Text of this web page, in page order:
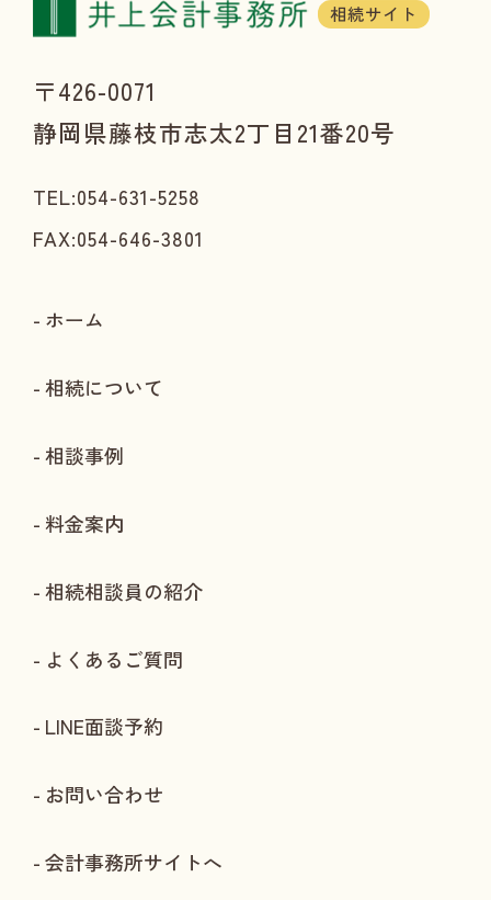
相続サイト
〒426-0071
静岡県藤枝市志太2丁目21番20号
TEL:054-631-5258
FAX:054-646-3801
ホーム
相続について
相談事例
料金案内
相続相談員の紹介
よくあるご質問
LINE面談予約
お問い合わせ
会計事務所サイトへ